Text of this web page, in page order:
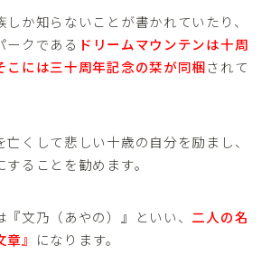
か知らないことが書かれていたり、
ークである ドリームマウンテンは十周
こには三十周年記念の栞が同梱されて
くして悲しい十歳の自分を励まし、
ることを勧めます。
文乃（あやの）』といい、 二人の名
』 になります。